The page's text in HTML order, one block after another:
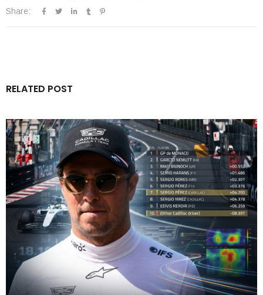
Share:
RELATED POST